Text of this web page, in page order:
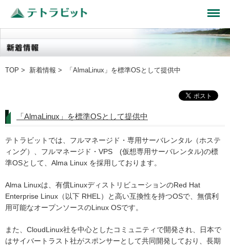
TOP > 新着情報 > 「AlmaLinux」を標準OSとして提供中
「AlmaLinux」を標準OSとして提供中
テトラビットでは、フルマネージド・専用サーバレンタル（ホステ
ィング）、フルマネージド・VPS (仮想専用サーバレンタル)の標
準OSとして、Alma Linux を採用しております。
Alma Linuxは、有償LinuxディストリビューションのRed Hat
Enterprise Linux（以下 RHEL）と高い互換性を持つOSで、無償利
用可能なオープンソースのLinux OSです。
また、CloudLinux社を中心としたコミュニティで開発され、日本で
はサイバートラスト社がスポンサーとして共同開発しており、長期